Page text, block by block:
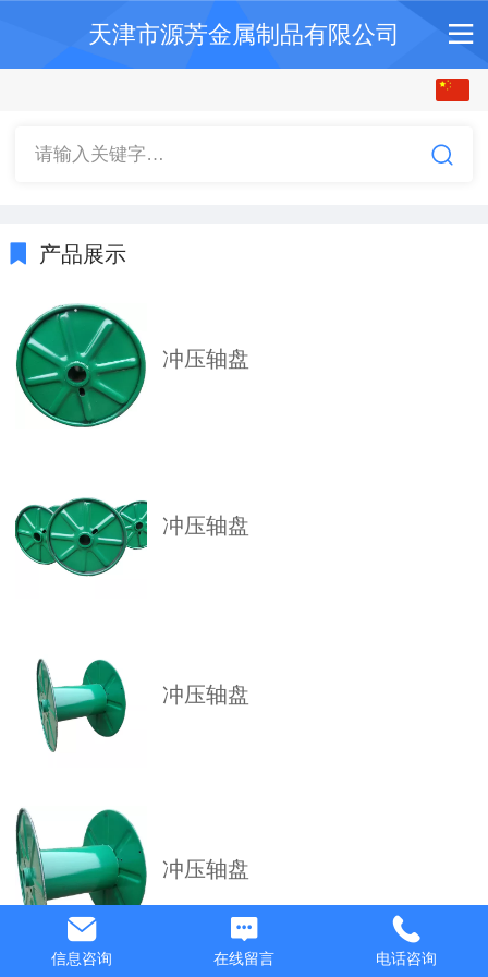
天津市源芳金属制品有限公司
请输入关键字…
产品展示
冲压轴盘
冲压轴盘
冲压轴盘
冲压轴盘
信息咨询 在线留言 电话咨询